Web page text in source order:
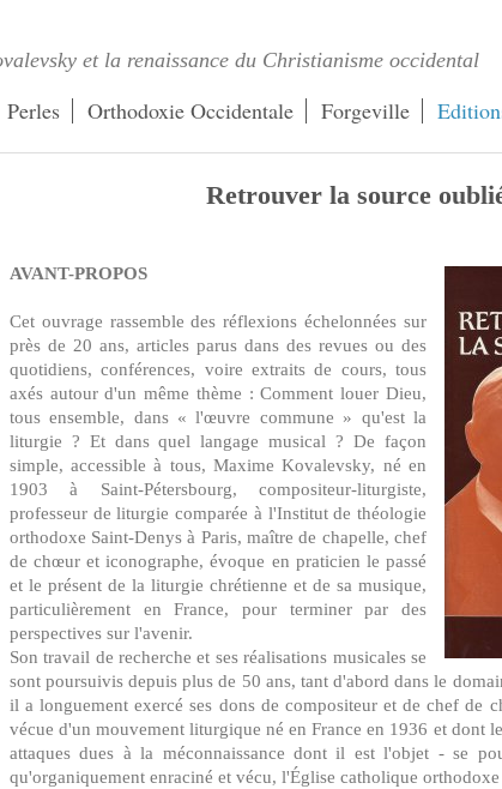
et la renaissance du Christianisme occidental
Perles Orthodoxie Occidentale Forgeville
Retrouver la source
AVANT-PROPOS
Cet ouvrage rassemble des réflexions échelonnées sur
près de 20 ans, articles parus dans des revues ou des
quotidiens, conférences, voire extraits de cours, tous
axés autour d'un même thème : Comment louer Dieu,
tous ensemble, dans « l'œuvre commune » qu'est la
liturgie ? Et dans quel langage musical ? De façon
simple, accessible à tous, Maxime Kovalevsky, né en
1903 à Saint-Pétersbourg, compositeur-liturgiste,
professeur de liturgie comparée à l'Institut de théologie
orthodoxe Saint-Denys à Paris, maître de chapelle, chef
de chœur et iconographe, évoque en praticien le passé
et le présent de la liturgie chrétienne et de sa musique,
particulièrement en France, pour terminer par des
perspectives sur l'avenir.
Son travail de recherche et ses réalisations musicales se
sont poursuivis depuis plus de 50 ans, tant d'abord dans le
il a longuement exercé ses dons de compositeur et de chef de
vécue d'un mouvement liturgique né en France en 1936 et dont
attaques dues à la méconnaissance dont il est l'objet - se
qu'organiquement enraciné et vécu, l'Église catholique